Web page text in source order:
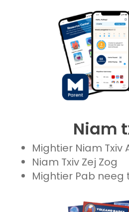
Niam
Mightier Niam Txiv
Niam Txiv Zej Zog
Mightier Pab neeg